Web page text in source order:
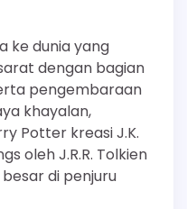
ke dunia yang
dengan bagian
pengembaraan
khayalan,
Potter kreasi J.K.
oleh J.R.R. Tolkien
di penjuru